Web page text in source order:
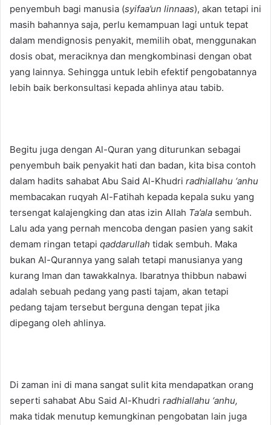
penyembuh bagi manusia (syifaa’un linnaas), akan tetapi ini
masih bahannya saja, perlu kemampuan lagi untuk tepat
dalam mendignosis penyakit, memilih obat, menggunakan
dosis obat, meraciknya dan mengkombinasi dengan obat
yang lainnya. Sehingga untuk lebih efektif pengobatannya
lebih baik berkonsultasi kepada ahlinya atau tabib.
Begitu juga dengan Al-Quran yang diturunkan sebagai
penyembuh baik penyakit hati dan badan, kita bisa contoh
dalam hadits sahabat Abu Said Al-Khudri radhiallahu ‘anhu
membacakan ruqyah Al-Fatihah kepada kepala suku yang
tersengat kalajengking dan atas izin Allah Ta’ala sembuh.
Lalu ada yang pernah mencoba dengan pasien yang sakit
demam ringan tetapi qaddarullah tidak sembuh. Maka
bukan Al-Qurannya yang salah tetapi manusianya yang
kurang Iman dan tawakkalnya. Ibaratnya thibbun nabawi
adalah sebuah pedang yang pasti tajam, akan tetapi
pedang tajam tersebut berguna dengan tepat jika
dipegang oleh ahlinya.
Di zaman ini di mana sangat sulit kita mendapatkan orang
seperti sahabat Abu Said Al-Khudri radhiallahu ‘anhu,
maka tidak menutup kemungkinan pengobatan lain juga